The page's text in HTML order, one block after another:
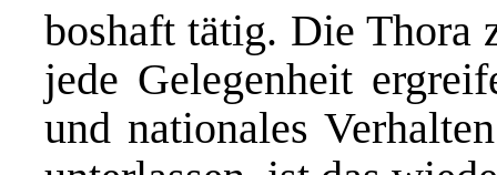
boshaft tätig. Die Thora
jede Gelegenheit
und nationales